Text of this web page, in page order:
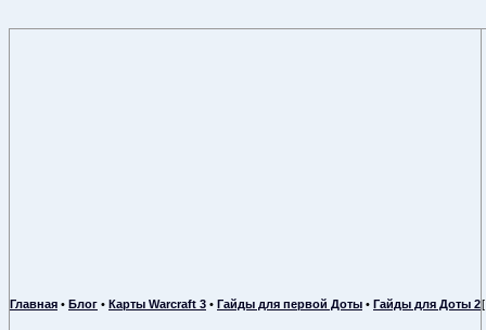
Главная • Блог • Карты Warcraft 3 • Гайды для первой Доты • Гайды для Доты 2